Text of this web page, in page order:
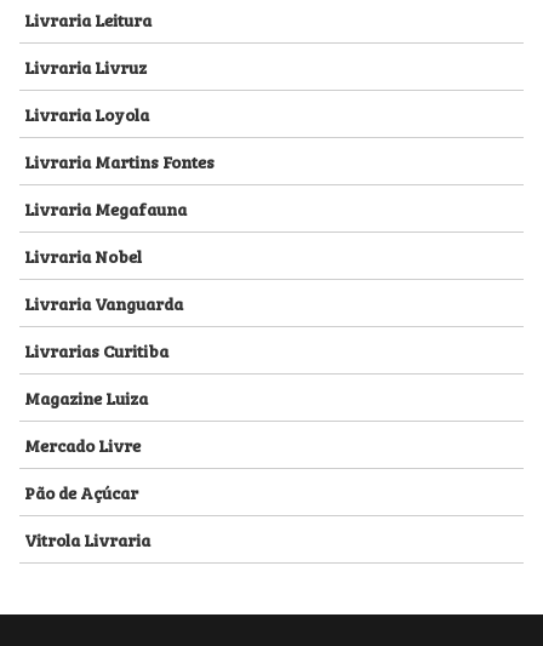
Livraria Leitura
Livraria Livruz
Livraria Loyola
Livraria Martins Fontes
Livraria Megafauna
Livraria Nobel
Livraria Vanguarda
Livrarias Curitiba
Magazine Luiza
Mercado Livre
Pão de Açúcar
Vitrola Livraria